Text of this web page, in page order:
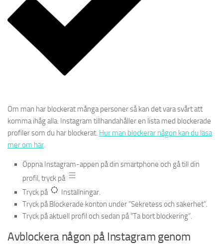
Om man har blockerat många personer så kan det vara svårt att
komma ihåg alla. Instagram tillhandahåller en lista med blockerade
profiler som du har blockerat. Hur man blockerar någon kan du läsa
mer om här.
Öppna Instagram-appen på din smartphone och gå till din
profil, tryck på
Tryck på
Inställningar.
Tryck på Blockerade konton under ”Sekretess och säkerhet”.
Tryck på aktuell profil och sedan på ”Ta bort blockering”.
Avblockera någon på Instagram genom